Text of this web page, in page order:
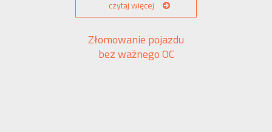
czytaj więcej
Złomowanie pojazdu
bez ważnego OC